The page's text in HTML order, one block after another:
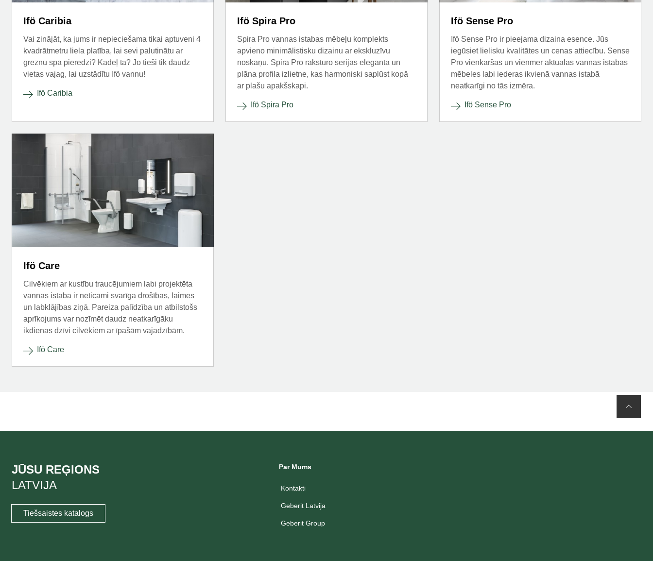
Ifö Caribia
Vai zinājāt, ka jums ir nepieciešama tikai aptuveni 4
kvadrātmetru liela platība, lai sevi palutinātu ar
greznu spa pieredzi? Kādēļ tā? Jo tieši tik daudz
vietas vajag, lai uzstādītu Ifö vannu!
Ifö Caribia
Ifö Spira Pro
Spira Pro vannas istabas mēbeļu komplekts
apvieno minimālistisku dizainu ar ekskluzīvu
noskaņu. Spira Pro raksturo sērijas elegantā un
plāna profila izlietne, kas harmoniski saplūst kopā
ar plašu apakšskapi.
Ifö Spira Pro
Ifö Sense Pro
Ifö Sense Pro ir pieejama dizaina esence. Jūs
iegūsiet lielisku kvalitātes un cenas attiecību. Sense
Pro vienkāršās un vienmēr aktuālās vannas istabas
mēbeles labi iederas ikvienā vannas istabā
neatkarīgi no tās izmēra.
Ifö Sense Pro
Ifö Care
Cilvēkiem ar kustību traucējumiem labi projektēta
vannas istaba ir neticami svarīga drošības, laimes
un labklājības ziņā. Pareiza palīdzība un atbilstošs
aprīkojums var nozīmēt daudz neatkarīgāku
ikdienas dzīvi cilvēkiem ar īpašām vajadzībām.
Ifö Care
JŪSU REĢIONS
LATVIJA
Tiešsaistes katalogs
Par Mums
Kontakti
Geberit Latvija
Geberit Group